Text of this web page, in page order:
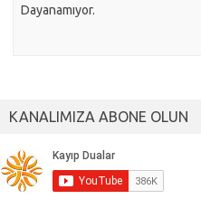
Dayanamıyor.
KANALIMIZA ABONE OLUN